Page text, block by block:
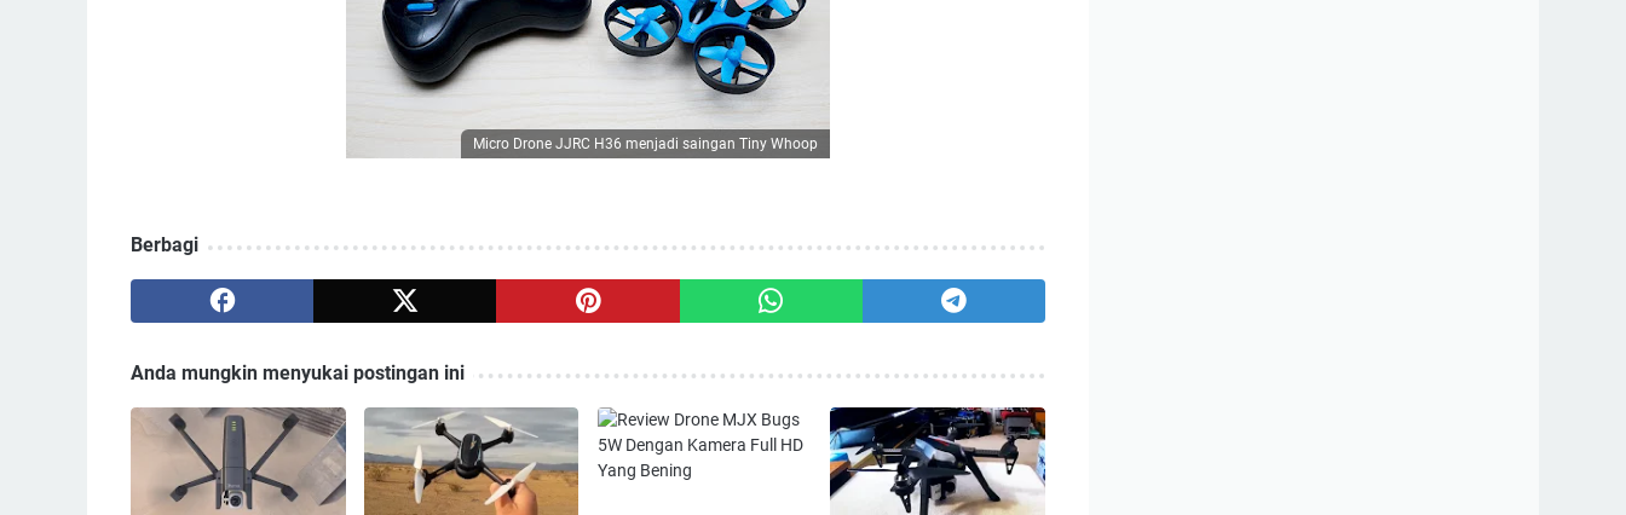
Micro Drone JJRC H36 menjadi saingan Tiny Whoop
Berbagi
Anda mungkin menyukai postingan ini